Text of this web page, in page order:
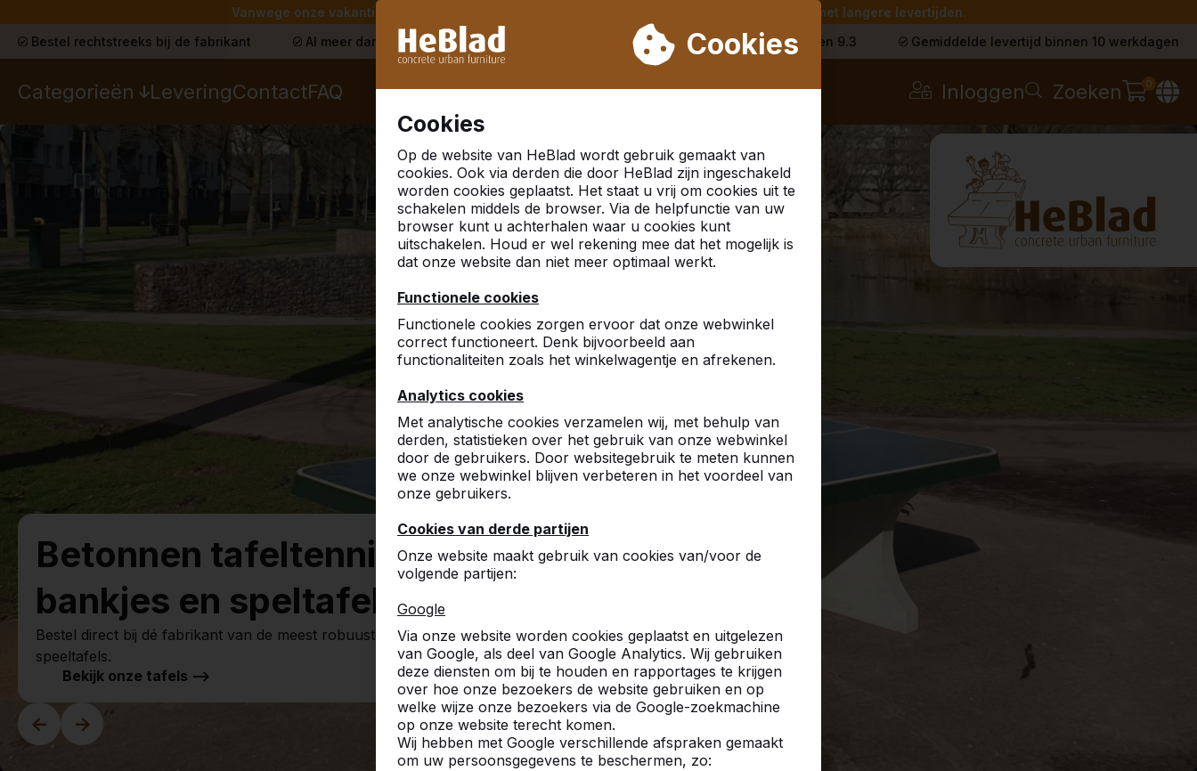
Vanwege onze vakantie leveren wij niet van week 31 t/m week 33. Houdt u daarom rekening met langere levertijden.
Cookies
Cookies
Op de website van HeBlad wordt gebruik gemaakt van
cookies. Ook via derden die door HeBlad zijn ingeschakeld
worden cookies geplaatst. Het staat u vrij om cookies uit te
schakelen middels de browser. Via de helpfunctie van uw
browser kunt u achterhalen waar u cookies kunt
uitschakelen. Houd er wel rekening mee dat het mogelijk is
dat onze website dan niet meer optimaal werkt.
Functionele cookies
Functionele cookies zorgen ervoor dat onze webwinkel
correct functioneert. Denk bijvoorbeeld aan
functionaliteiten zoals het winkelwagentje en afrekenen.
Analytics cookies
Met analytische cookies verzamelen wij, met behulp van
derden, statistieken over het gebruik van onze webwinkel
door de gebruikers. Door websitegebruik te meten kunnen
we onze webwinkel blijven verbeteren in het voordeel van
onze gebruikers.
Cookies van derde partijen
Onze website maakt gebruik van cookies van/voor de
volgende partijen:
Google
Via onze website worden cookies geplaatst en uitgelezen
van Google, als deel van Google Analytics. Wij gebruiken
deze diensten om bij te houden en rapportages te krijgen
over hoe onze bezoekers de website gebruiken en op
welke wijze onze bezoekers via de Google-zoekmachine
op onze website terecht komen.
Wij hebben met Google verschillende afspraken gemaakt
om uw persoonsgegevens te beschermen, zo:
Bestel rechtstreeks bij de fabrikant Al meer dan 30.000 producten verkocht Klanten beoordelen HeBlad met een 9.3 Gemiddelde levertijd binnen 10 werkdagen
Categorieën LeveringContactFAQ Inloggen Zoeken 0
<- ->
Betonnen tafeltennistafels,
bankjes en speltafels.
Bestel direct bij dé fabrikant van de meest robuuste spel- en
speeltafels.
Bekijk onze tafels -->